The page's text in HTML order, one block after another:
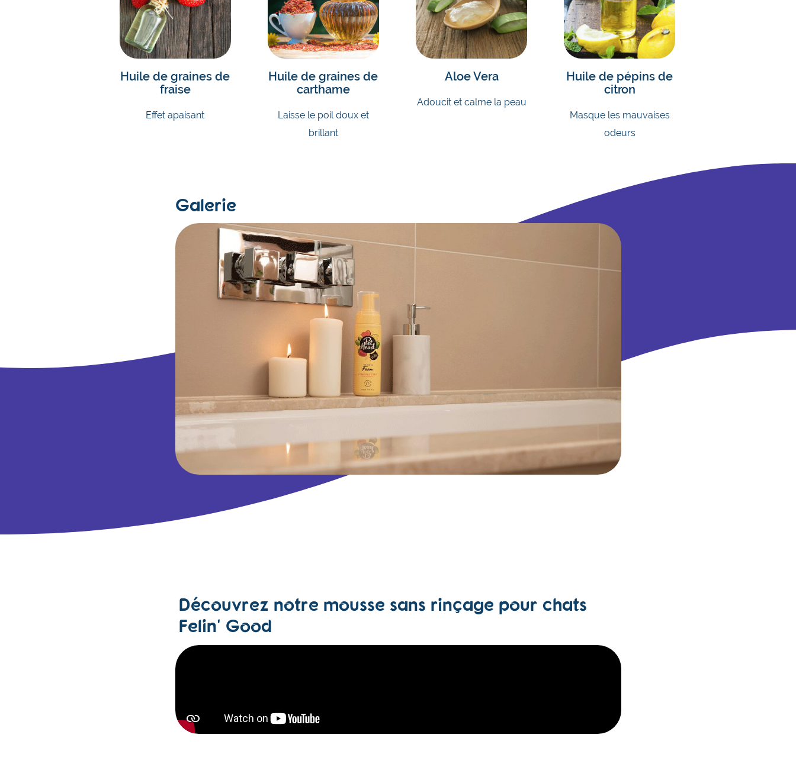
Huile de graines de
fraise
Effet apaisant
Huile de graines de
carthame
Laisse le poil doux et
brillant
Aloe Vera
Adoucit et calme la peau
Huile de pépins de
citron
Masque les mauvaises
odeurs
Galerie
Découvrez notre mousse sans rinçage pour chats
Felin' Good